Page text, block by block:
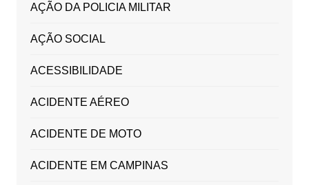
AÇÃO DA POLICIA MILITAR
AÇÃO SOCIAL
ACESSIBILIDADE
ACIDENTE AÉREO
ACIDENTE DE MOTO
ACIDENTE EM CAMPINAS